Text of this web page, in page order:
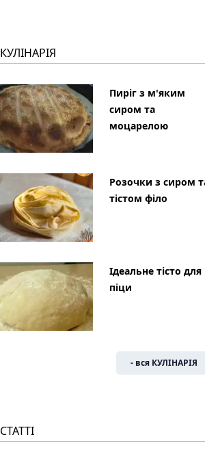
КУЛІНАРІЯ
Пиріг з м'яким
сиром та
моцарелою
Розочки з сиром
тістом філо
Ідеальне тісто для
піци
- вся КУЛІНАРІЯ
СТАТТІ